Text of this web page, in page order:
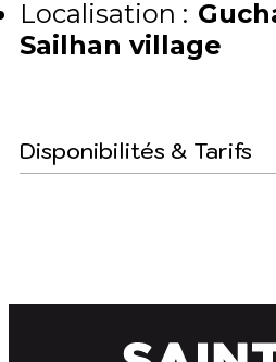
Localisation :
Sailhan village
Disponibilités & Tarifs